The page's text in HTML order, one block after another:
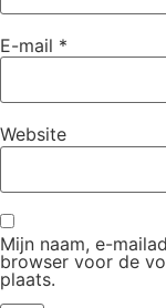
E-mail *
Website
Mijn naam, e-
browser voor de
plaats.